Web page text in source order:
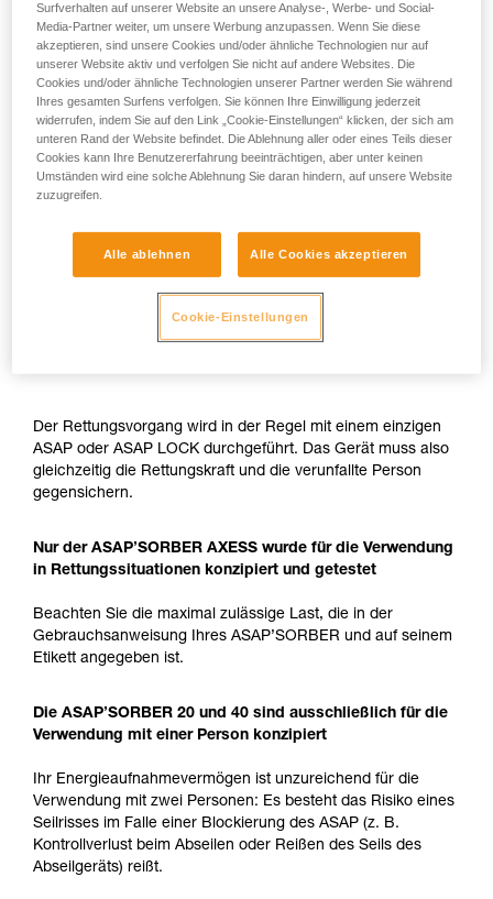
Der Rettungsvorgang wird in der Regel mit einem einzigen
ASAP oder ASAP LOCK durchgeführt. Das Gerät muss also
gleichzeitig die Rettungskraft und die verunfallte Person
gegensichern.
Nur der ASAP’SORBER AXESS wurde für die Verwendung
in Rettungssituationen konzipiert und getestet
Beachten Sie die maximal zulässige Last, die in der
Gebrauchsanweisung Ihres ASAP’SORBER und auf seinem
Etikett angegeben ist.
Die ASAP’SORBER 20 und 40 sind ausschließlich für die
Verwendung mit einer Person konzipiert
Ihr Energieaufnahmevermögen ist unzureichend für die
Verwendung mit zwei Personen: Es besteht das Risiko eines
Seilrisses im Falle einer Blockierung des ASAP (z. B.
Kontrollverlust beim Abseilen oder Reißen des Seils des
Abseilgeräts) reißt.
Surfverhalten auf unserer Website an unsere Analyse-, Werbe- und Social-
Media-Partner weiter, um unsere Werbung anzupassen. Wenn Sie diese
akzeptieren, sind unsere Cookies und/oder ähnliche Technologien nur auf
unserer Website aktiv und verfolgen Sie nicht auf andere Websites. Die
Cookies und/oder ähnliche Technologien unserer Partner werden Sie während
Ihres gesamten Surfens verfolgen. Sie können Ihre Einwilligung jederzeit
widerrufen, indem Sie auf den Link „Cookie-Einstellungen“ klicken, der sich am
unteren Rand der Website befindet. Die Ablehnung aller oder eines Teils dieser
Cookies kann Ihre Benutzererfahrung beeinträchtigen, aber unter keinen
Umständen wird eine solche Ablehnung Sie daran hindern, auf unsere Website
zuzugreifen.
Alle ablehnen Alle Cookies akzeptieren
Cookie-Einstellungen